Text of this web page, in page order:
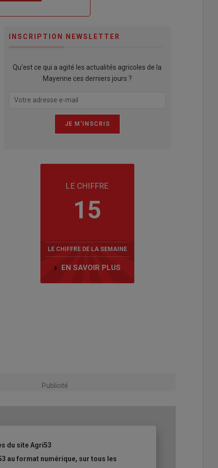
INSCRIPTION NEWSLETTER
Qu’est ce qui a agité les actualités agricoles de la
Mayenne ces derniers jours ?
LE CHIFFRE
15
LE CHIFFRE DE LA SEMAINE
EN SAVOIR PLUS
Publicité
du site Agri53
au format numérique, sur tous les